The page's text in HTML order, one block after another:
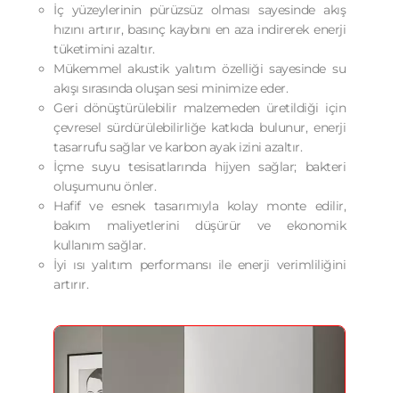
İç yüzeylerinin pürüzsüz olması sayesinde akış
hızını artırır, basınç kaybını en aza indirerek enerji
tüketimini azaltır.
Mükemmel akustik yalıtım özelliği sayesinde su
akışı sırasında oluşan sesi minimize eder.
Geri dönüştürülebilir malzemeden üretildiği için
çevresel sürdürülebilirliğe katkıda bulunur, enerji
tasarrufu sağlar ve karbon ayak izini azaltır.
İçme suyu tesisatlarında hijyen sağlar; bakteri
oluşumunu önler.
Hafif ve esnek tasarımıyla kolay monte edilir,
bakım maliyetlerini düşürür ve ekonomik
kullanım sağlar.
İyi ısı yalıtım performansı ile enerji verimliliğini
artırır.